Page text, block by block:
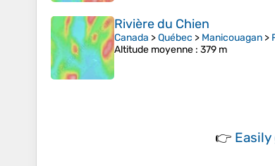
Rivière du Chien
Canada >Québec > Manicouagan >
Altitude moyenne : 379 m
👉 Easily